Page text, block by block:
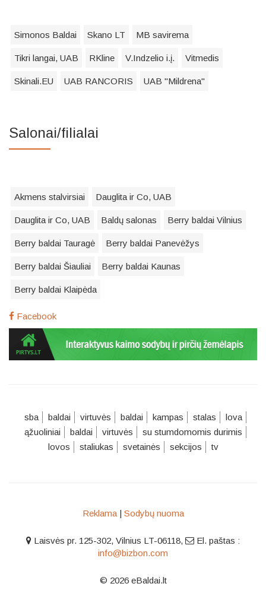
Simonos Baldai Skano LT MB savirema
Tikri langai, UAB RKline V.Indzelio i.į. Vitmedis
Skinali.EU UAB RANCORIS UAB "Mildrena"
Salonai/filialai
Akmens stalvirsiai Dauglita ir Co, UAB
Dauglita ir Co, UAB Baldų salonas Berry baldai Vilnius
Berry baldai Tauragė Berry baldai Panevėžys
Berry baldai Šiauliai Berry baldai Kaunas
Berry baldai Klaipėda
Facebook
sba baldai virtuvės baldai kampas stalas
lova
ąžuoliniai
baldai virtuvės
su stumdomomis durimis
lovos
staliukas svetainės sekcijos tv
Reklama| Sodybų nuoma
Laisvės pr. 125-302, Vilnius LT-06118,
El. paštas :
info@bizbon.com
© 2026 eBaldai.lt